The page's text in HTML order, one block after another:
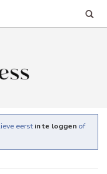
eerst in te loggen of